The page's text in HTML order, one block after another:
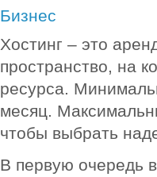
Бизнес
Хостинг – это
пространство, на
ресурса.
месяц.
чтобы выбрать
В первую очередь